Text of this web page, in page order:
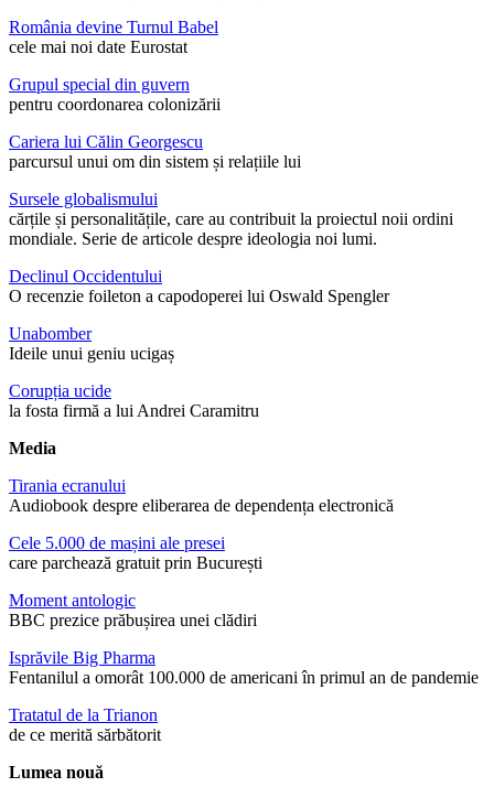
România devine Turnul Babel
cele mai noi date Eurostat
Grupul special din guvern
pentru coordonarea colonizării
Cariera lui Călin Georgescu
parcursul unui om din sistem și relațiile lui
Sursele globalismului
cărțile și personalitățile, care au contribuit la proiectul noii ordini
mondiale. Serie de articole despre ideologia noi lumi.
Declinul Occidentului
O recenzie foileton a capodoperei lui Oswald Spengler
Unabomber
Ideile unui geniu ucigaș
Corupția ucide
la fosta firmă a lui Andrei Caramitru
Media
Tirania ecranului
Audiobook despre eliberarea de dependența electronică
Cele 5.000 de mașini ale presei
care parchează gratuit prin București
Moment antologic
BBC prezice prăbușirea unei clădiri
Isprăvile Big Pharma
Fentanilul a omorât 100.000 de americani în primul an de pandemie
Tratatul de la Trianon
de ce merită sărbătorit
Lumea nouă